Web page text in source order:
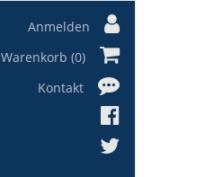
Anmelden
Warenkorb (0)
Kontakt